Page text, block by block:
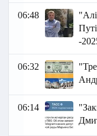
06:48
-
06:32
06:14